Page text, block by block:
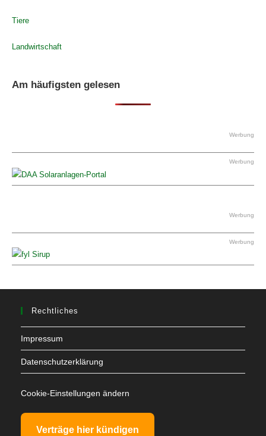
Tiere
Landwirtschaft
Am häufigsten gelesen
Werbung
Werbung
Werbung
Werbung
Rechtliches
Impressum
Datenschutzerklärung
Cookie-Einstellungen ändern
Verträge hier kündigen